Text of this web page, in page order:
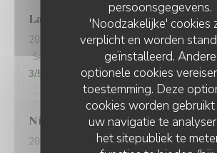
persoonsgegevens.
'Noodzakelijke' cookies
verplicht en worden
geïnstalleerd. Andere
optionele cookies
toestemming. Deze
cookies worden gebruikt
uw navigatie te
het sitepubliek te
Laure
2026-06-23- 18:30 - Gasten 2
Service
Atmosfeer:4/5 Keuken: 4/5
3/5
Nicolas
2026-06-23
- 12:45 - Gasten 2